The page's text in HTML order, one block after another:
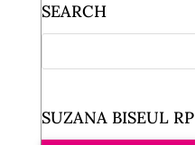
SEARCH
SUZANA BISEUL RP